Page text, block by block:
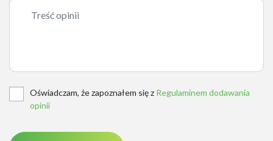
Oświadczam, że zapoznałem się z Regulaminem dodawania
opinii